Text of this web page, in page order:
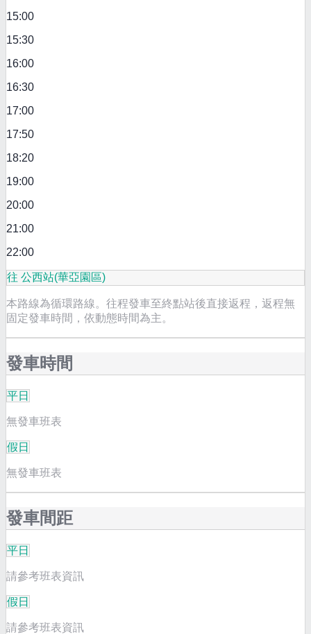
15:00
15:30
16:00
16:30
17:00
17:50
18:20
19:00
20:00
21:00
22:00
往 公西站(華亞園區)
本路線為循環路線。往程發車至終點站後直接返程，返程無
固定發車時間，依動態時間為主。
發車時間
平日
無發車班表
假日
無發車班表
發車間距
平日
請參考班表資訊
假日
請參考班表資訊